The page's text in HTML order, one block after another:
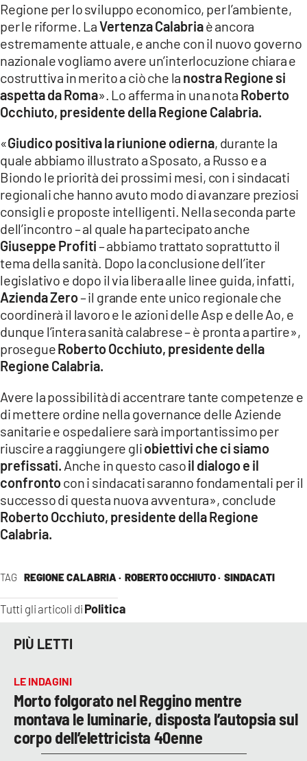
LACTV.IT
LACONAIR.IT
LACITYMAG.IT
ILREGGINO.IT
ILVIBONESE.IT
CATANZAROCHANNEL.IT
LACAPITALENEWS.IT
App
ANDROID
APPLE
TAG REGIONE CALABRIA · ROBERTO OCCHIUTO · SINDACATI
Tutti gli articoli di Politica
Regione per lo sviluppo economico, per l’ambiente,
per le riforme. LaVertenza Calabriaè ancora
estremamente attuale, e anche con il nuovo governo
nazionale vogliamo avere un’interlocuzione chiara e
costruttiva in merito a ciò che la nostra Regione si
aspetta da Roma». Lo afferma in una nota Roberto
Occhiuto, presidente della Regione Calabria.
«Giudico positiva la riunione odierna, durante la
quale abbiamo illustrato a Sposato, a Russo e a
Biondo le priorità dei prossimi mesi, con i sindacati
regionali che hanno avuto modo di avanzare preziosi
consigli e proposte intelligenti. Nella seconda parte
dell’incontro – al quale ha partecipato anche
Giuseppe Profiti– abbiamo trattato soprattutto il
tema della sanità. Dopo la conclusione dell’iter
legislativo e dopo il via libera alle linee guida, infatti,
Azienda Zero– il grande ente unico regionale che
coordinerà il lavoro e le azioni delle Asp e delle Ao, e
dunque l’intera sanità calabrese – è pronta a partire»,
prosegueRoberto Occhiuto, presidente della
Regione Calabria.
Avere la possibilità di accentrare tante competenze e
di mettere ordine nella governance delle Aziende
sanitarie e ospedaliere sarà importantissimo per
riuscire a raggiungere gliobiettivi che ci siamo
prefissati. Anche in questo casoil dialogo e il
confrontocon i sindacati saranno fondamentali per il
successo di questa nuova avventura», conclude
Roberto Occhiuto, presidente della Regione
Calabria.
PIÙ LETTI
LE INDAGINI
Morto folgorato nel Reggino mentre
montava le luminarie, disposta l’autopsia sul
corpo dell’elettricista 40enne